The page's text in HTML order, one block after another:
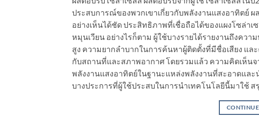
ประสบการณ์ของพวกเขาเกี่ยวกับพลังงานแสงอาทิตย์
อย่างเห็นได้ชัด ประสิทธิภาพที่เชื่อถือได้ของแผงโซล่า
หมุนเวียน อย่างไรก็ตาม ผู้ใช้บางรายได้รายงานถึงคว
สูง ความยากลำบากในการค้นหาผู้ติดตั้งที่มีชื่อเสียง แ
กับสถานที่และสภาพอากาศ โดยรวมแล้ว ความคิดเห็น
พลังงานแสงอาทิตย์ในฐานะแหล่งพลังงานที่สะอาดแล
บางประการที่ผู้ใช้ประสบในการนำเทคโนโลยีนี้มาใช้ ส